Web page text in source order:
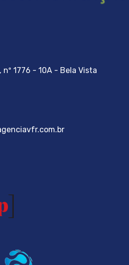
1776 - 10A - Bela Vista